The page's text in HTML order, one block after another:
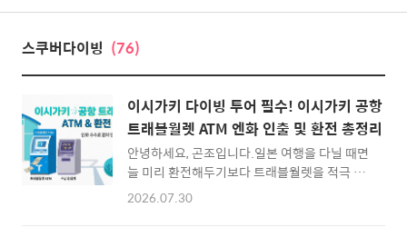
스쿠버다이빙 (76)
이시가키 다이빙 투어 필수! 이시가키 공항
트래블월렛 ATM 엔화 인출 및 환전 총정리
안녕하세요, 곤조입니다.일본 여행을 다닐 때면
늘 미리 환전해두기보다 트래블월렛을 적극 활
용하곤 합니다.수수료 없이 ATM기에서 엔화를
2026.07.30